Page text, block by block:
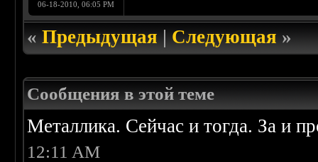
06-18-2010, 06:05 PM
«Предыдущая|Следующая»
Сообщения в этой теме
Металлика. Сейчас и тогда. За и
12:11 AM